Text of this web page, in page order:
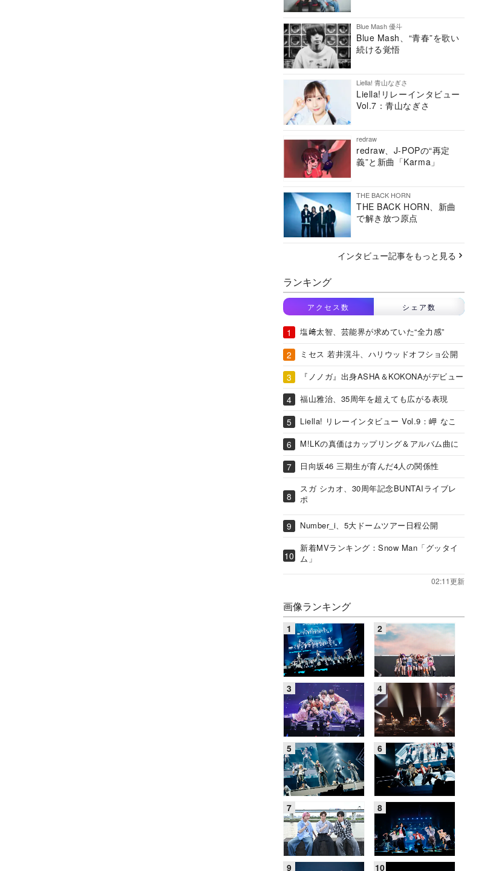
Blue Mash 優斗
Blue Mash、“青春”を歌い
続ける覚悟
Liella! 青山なぎさ
Liella!リレーインタビュー
Vol.7：青山なぎさ
redraw
redraw、J-POPの“再定
義”と新曲「Karma」
THE BACK HORN
THE BACK HORN、新曲
で解き放つ原点
インタビュー記事をもっと見る
ランキング
アクセス数 シェア数
塩﨑太智、芸能界が求めていた“全力感”
ミセス 若井滉斗、ハリウッドオフショ公開
『ノノガ』出身ASHA＆KOKONAがデビュー
福山雅治、35周年を超えても広がる表現
Liella! リレーインタビュー Vol.9：岬 なこ
M!LKの真価はカップリング＆アルバム曲に
日向坂46 三期生が育んだ4人の関係性
スガ シカオ、30周年記念BUNTAIライブレ
ポ
Number_i、5大ドームツアー日程公開
新着MVランキング：Snow Man「グッタイ
ム」
02:11更新
画像ランキング